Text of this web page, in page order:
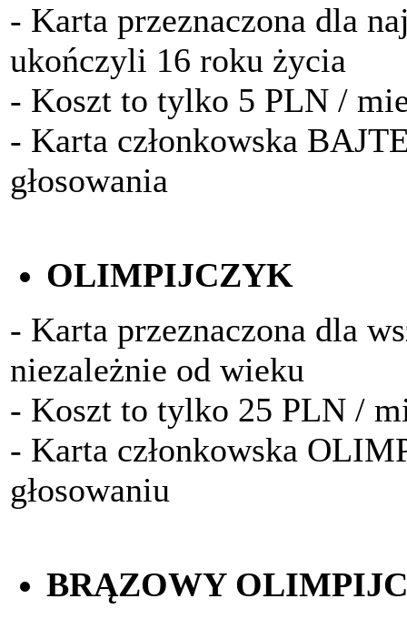
- Karta przeznaczona dla
ukończyli 16 roku życia
- Koszt to tylko 5 PLN /
- Karta członkowska
głosowania
OLIMPIJCZYK
- Karta przeznaczona dla
niezależnie od wieku
- Koszt to tylko 25 PLN /
- Karta członkowska
głosowaniu
BRĄZOWY